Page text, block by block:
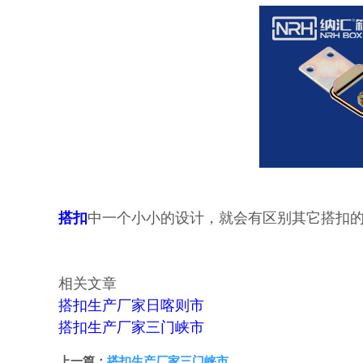
搭扣中一个小小的设计，就会有区别其它搭扣
相关文章
搭扣生产厂家日喀则市
搭扣生产厂家三门峡市